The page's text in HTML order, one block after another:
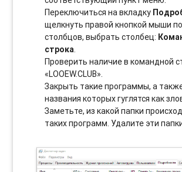
Переключиться на вкладку
щелкнуть правой кнопкой мыши
столбцов, выбрать столбец:
строка.
Проверить наличие в командной
«LOOEW.CLUB».
Закрыть такие программы, а
названия которых гуглятся как
Заметьте, из какой папки
таких программ. Удалите эти